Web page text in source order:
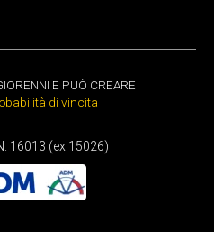
E PUÒ CREARE
di vincita
16013 (ex 15026)